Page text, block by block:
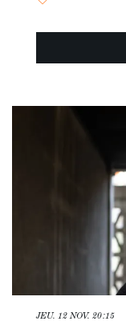
JEU. 12 NOV. 20:15